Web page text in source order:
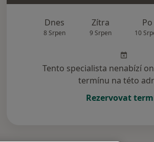
Dnes
8 Srpen
Zítra
9 Srpen
Po
10
Tento specialista nenabízí
termínu na této
Rezervovat